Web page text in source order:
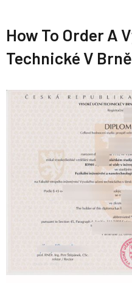
How To Order A
Technické V